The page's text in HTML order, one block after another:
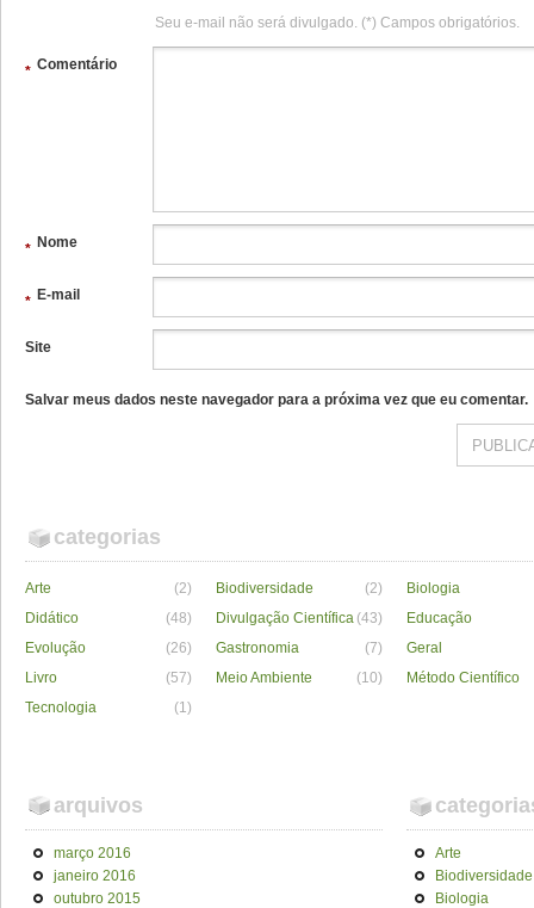
Seu e-mail não será divulgado. (*) Campos obrigatórios.
Comentário
*
Nome
*
E-mail
*
Site
Salvar meus dados neste navegador para a próxima vez que eu comentar.
categorias
Arte (2) Biodiversidade (2)
Biologia
Didático
(48) Divulgação Científica (43)
Educação
Evolução
(26) Gastronomia (7)
Geral
Livro
(57) Meio Ambiente (10)
Método Científico
Tecnologia
(1)
arquivos
março 2016
janeiro 2016
outubro 2015
Arte
Biodiversidade
Biologia